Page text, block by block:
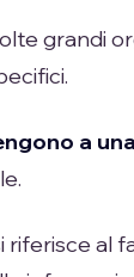
grandi
a
riferisce al